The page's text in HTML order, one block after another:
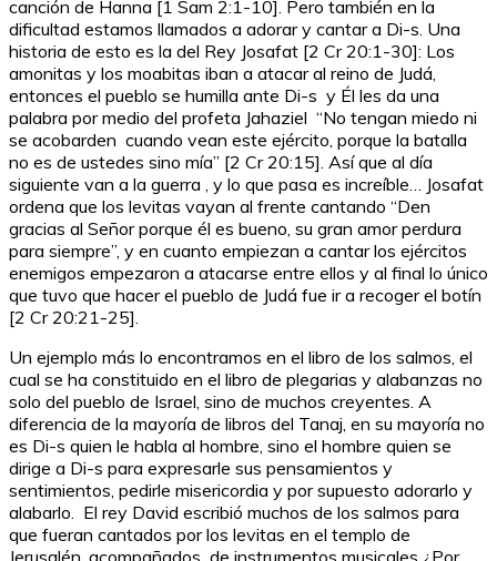
canción de Hanna [1 Sam 2:1-10]. Pero también en la
dificultad estamos llamados a adorar y cantar a Di-s. Una
historia de esto es la del Rey Josafat [2 Cr 20:1-30]: Los
amonitas y los moabitas iban a atacar al reino de Judá,
entonces el pueblo se humilla ante Di-s y Él les da una
palabra por medio del profeta Jahaziel “No tengan miedo ni
se acobarden cuando vean este ejército, porque la batalla
no es de ustedes sino mía” [2 Cr 20:15]. Así que al día
siguiente van a la guerra , y lo que pasa es increíble… Josafat
ordena que los levitas vayan al frente cantando “Den
gracias al Señor porque él es bueno, su gran amor perdura
para siempre”, y en cuanto empiezan a cantar los ejércitos
enemigos empezaron a atacarse entre ellos y al final lo único
que tuvo que hacer el pueblo de Judá fue ir a recoger el botín
[2 Cr 20:21-25].
Un ejemplo más lo encontramos en el libro de los salmos, el
cual se ha constituido en el libro de plegarias y alabanzas no
solo del pueblo de Israel, sino de muchos creyentes. A
diferencia de la mayoría de libros del Tanaj, en su mayoría no
es Di-s quien le habla al hombre, sino el hombre quien se
dirige a Di-s para expresarle sus pensamientos y
sentimientos, pedirle misericordia y por supuesto adorarlo y
alabarlo. El rey David escribió muchos de los salmos para
que fueran cantados por los levitas en el templo de